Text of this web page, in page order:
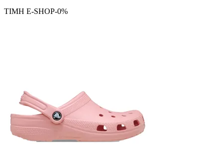
ΤΙΜΗ E-SHOP-0%